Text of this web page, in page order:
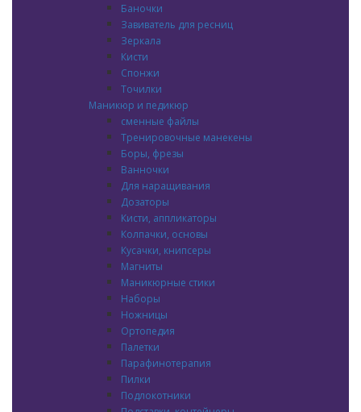
Баночки
Завиватель для ресниц
Зеркала
Кисти
Спонжи
Точилки
Маникюр и педикюр
сменные файлы
Тренировочные манекены
Боры, фрезы
Ванночки
Для наращивания
Дозаторы
Кисти, аппликаторы
Колпачки, основы
Кусачки, книпсеры
Магниты
Маникюрные стики
Наборы
Ножницы
Ортопедия
Палетки
Парафинотерапия
Пилки
Подлокотники